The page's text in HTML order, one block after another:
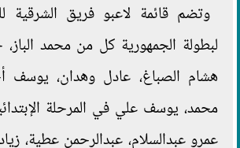
وتضم قائمة لاعبو فريق الشرقية
لبطولة الجمهورية كل من محمد الباز،
هشام الصباغ، عادل وهدان، يوسف
محمد، يوسف علي في المرحلة
عمرو عبدالسلام، عبدالرحمن عطية،